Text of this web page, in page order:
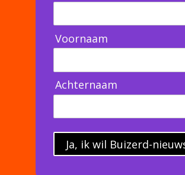
Voornaam
Achternaam
Ja, ik wil Buizerd-